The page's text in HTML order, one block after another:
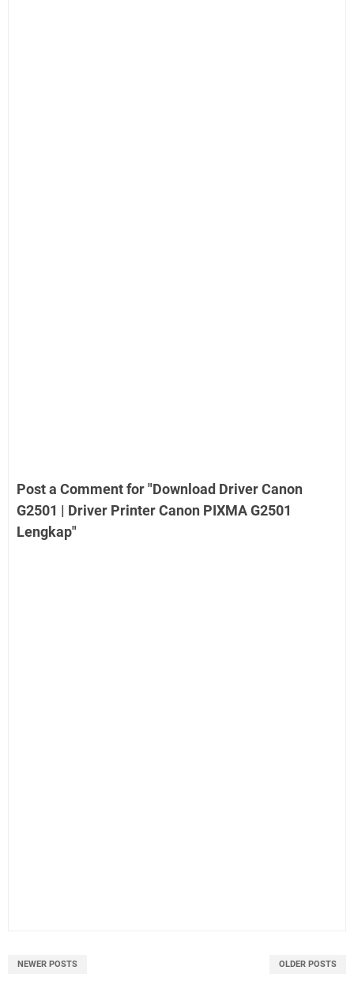
Post a Comment for "Download Driver Canon
G2501 | Driver Printer Canon PIXMA G2501
Lengkap"
NEWER POSTS OLDER POSTS